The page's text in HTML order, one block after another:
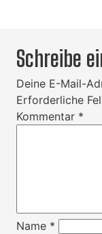
Schreibe
Deine E-Mail-
Erforderliche
Kommentar *
Name *